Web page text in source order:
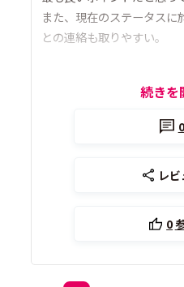
また、現在のステータスに
との連絡も取りやすい。
続きを
0
レ
0